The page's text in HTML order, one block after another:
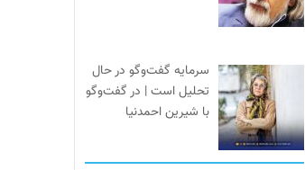
سرمایه گفت‌وگو در حال
تحلیل است | در گفت‌وگو
با شیرین احمدنیا